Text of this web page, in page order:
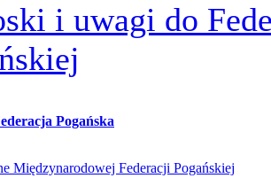
i uwagi do
Pogańska
Międzynarodowej Federacji Pogańskiej